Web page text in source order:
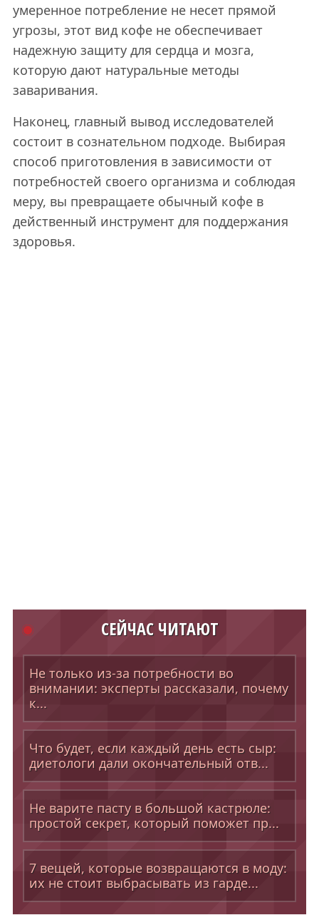
умеренное потребление не несет прямой
угрозы, этот вид кофе не обеспечивает
надежную защиту для сердца и мозга,
которую дают натуральные методы
заваривания.
Наконец, главный вывод исследователей
состоит в сознательном подходе. Выбирая
способ приготовления в зависимости от
потребностей своего организма и соблюдая
меру, вы превращаете обычный кофе в
действенный инструмент для поддержания
здоровья.
СЕЙЧАС ЧИТАЮТ
Не только из-за потребности во
внимании: эксперты рассказали, почему
к...
Что будет, если каждый день есть сыр:
диетологи дали окончательный отв...
Не варите пасту в большой кастрюле:
простой секрет, который поможет пр...
7 вещей, которые возвращаются в моду:
их не стоит выбрасывать из гарде...